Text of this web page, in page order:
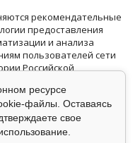
рекомендательные
предоставления
и анализа
пользователей сети
Российской
ул.Кузбасская
ресурсе
файлы. Оставаясь
свое